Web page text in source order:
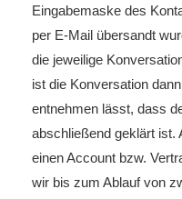
Eingabemaske des
per E-Mail übersandt
die jeweilige
ist die Konversation
entnehmen lässt, dass
abschließend geklärt ist.
einen Account bzw.
wir bis zum Ablauf von